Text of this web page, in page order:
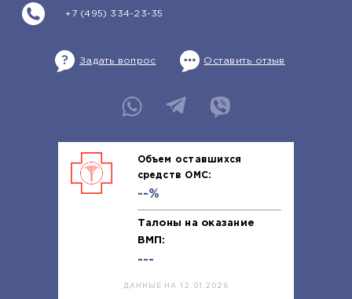
+7 (495) 334-23-35
Задать вопрос Оставить отзыв
Объем оставшихся
средств ОМС:
--%
Талоны на оказание
ВМП:
---
ДАННЫЕ НА 12.01.2026